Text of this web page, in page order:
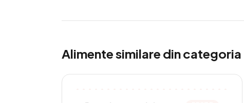
Alimente similare din categoria